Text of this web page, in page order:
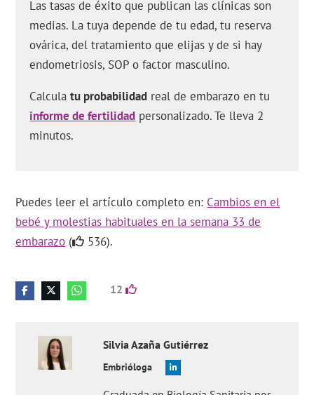
Las tasas de éxito que publican las clínicas son
medias. La tuya depende de tu edad, tu reserva
ovárica, del tratamiento que elijas y de si hay
endometriosis, SOP o factor masculino.
Calculatu probabilidad real de embarazo en tu
informe de fertilidad personalizado. Te lleva 2
minutos.
Puedes leer el artículo completo en: Cambios en el
bebé y molestias habituales en la semana 33 de
embarazo ( 536).
12
Silvia Azaña Gutiérrez
Embrióloga